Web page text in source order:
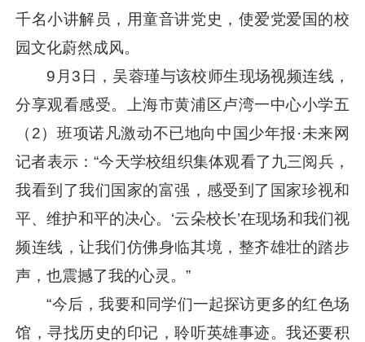
千名小讲解员，用童音讲党史，使爱党爱国的校
园文化蔚然成风。
9月3日，吴蓉瑾与该校师生现场视频连线，
分享观看感受。上海市黄浦区卢湾一中心小学五
（2）班项诺凡激动不已地向中国少年报·未来网
记者表示：“今天学校组织集体观看了九三阅兵，
我看到了我们国家的富强，感受到了国家珍视和
平、维护和平的决心。‘云朵校长’在现场和我们视
频连线，让我们仿佛身临其境，整齐雄壮的踏步
声，也震撼了我的心灵。”
“今后，我要和同学们一起探访更多的红色场
馆，寻找历史的印记，聆听英雄事迹。我还要积